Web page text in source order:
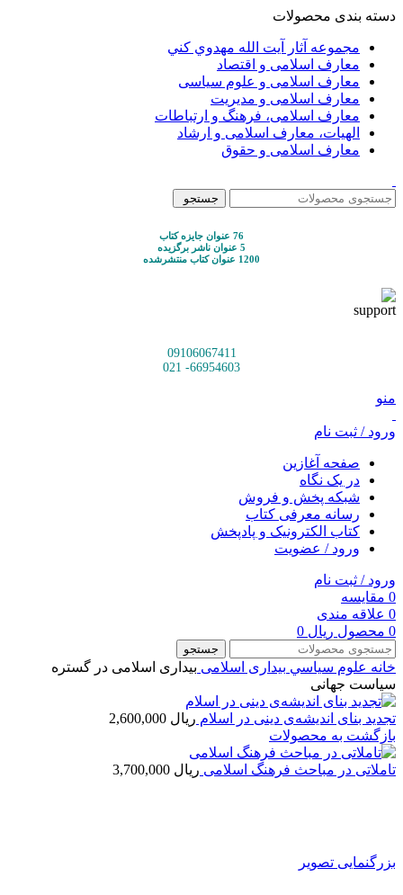
دسته بندی محصولات
مجموعه آثار آيت الله مهدوي كني
معارف اسلامی و اقتصاد
معارف اسلامی و علوم سیاسی
معارف اسلامی و مدیریت
معارف اسلامی، فرهنگ و ارتباطات
الهیات، معارف اسلامی و ارشاد
معارف اسلامی و حقوق
جستجو
76 عنوان جایزه کتاب
5 عنوان ناشر برگزیده
1200 عنوان کتاب منتشرشده
09106067411
66954603- 021
منو
ورود / ثبت نام
صفحه آغازین
در یک نگاه
شبکه پخش و فروش
رسانه معرفی کتاب
کتاب الکترونیک و پادپخش
ورود / عضویت
ورود / ثبت نام
0 مقایسه
0 علاقه مندی
0 محصول ریال
جستجو
خانه علوم سياسي بیداری اسلامی بیداری اسلامی در گستره
سیاست جهانی
تجدید بنای اندیشه‌ی دینی در اسلام ریال
بازگشت به محصولات
تاملاتی در مباحث فرهنگ اسلامی ریال
بزرگنمایی تصویر